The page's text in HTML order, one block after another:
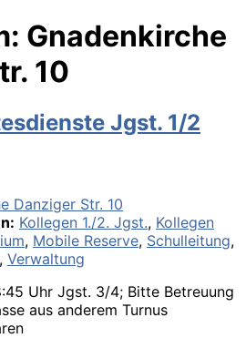
Gnadenkirche
10
Jgst. 1/2
Danziger Str. 10
Kollegen 1./2. Jgst., Kollegen
, Mobile Reserve, Schulleitung,
, Verwaltung
Uhr Jgst. 3/4; Bitte Betreuung
aus anderem Turnus